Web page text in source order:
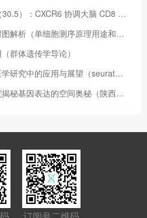
文献解读|Nat Immunol（30.5）：CXCR6 协调大脑 CD8 + T 细胞驻留并限制小鼠阿尔茨海默病病理进展
单细胞测序技术简要步骤图解析（单细胞测序原理用途和方法）
群体遗传学导论）
空间转录组技术在生物医学研究中的应用与展望（seurat空间转录组）
山西实力空间转录组研究揭秘基因表达的空间奥秘（陕西技术转移中心 曹永红）